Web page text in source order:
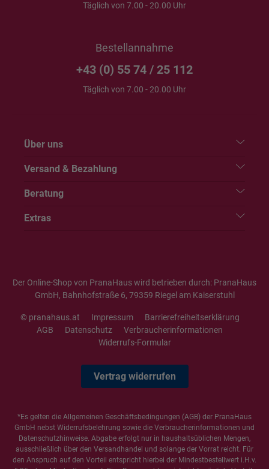
Täglich von 7.00 - 20.00 Uhr
Bestellannahme
+43 (0) 55 74 / 25 112
Täglich von 7.00 - 20.00 Uhr
Über uns
Versand & Bezahlung
Beratung
Extras
Der Online-Shop von PranaHaus wird betrieben durch: PranaHaus
GmbH, Bahnhofstraße 6, 79359 Riegel am Kaiserstuhl
© pranahaus.at Impressum
Barrierefreiheitserklärung
AGB
Datenschutz
Verbraucherinformationen
Widerrufs-Formular
Vertrag widerrufen
*Es gelten die Allgemeinen Geschäftsbedingungen (AGB) der PranaHaus
GmbH nebst Widerrufsbelehrung sowie die Verbraucherinformationen und
Datenschutzhinweise. Abgabe erfolgt nur in haushaltsüblichen Mengen,
ausschließlich über den Versandhandel und solange der Vorrat reicht. Für
den Anspruch auf den Vorteil entspricht hierbei der Mindestbestellwert i.H.v.